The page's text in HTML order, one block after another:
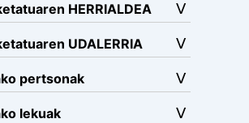
HERRIALDEA
UDALERRIA
pertsonak
lekuak